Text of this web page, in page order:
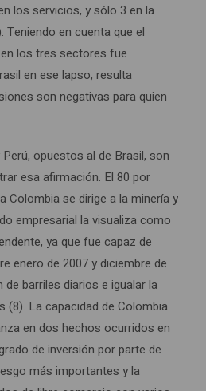
los servicios, y sólo 3 en la
Teniendo en cuenta que el
los tres sectores fue
en ese lapso, resulta
son negativas para quien
opuestos al de Brasil, son
esa afirmación. El 80 por
Colombia se dirige a la minería y
empresarial la visualiza como
ya que fue capaz de
enero de 2007 y diciembre de
de barriles diarios e igualar la
(8). La capacidad de Colombia
en dos hechos ocurridos en
de inversión por parte de
más importantes y la